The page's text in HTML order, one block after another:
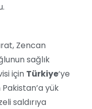
Zencan
sağlık
için Türkiye‘ye
yük
saldırıya